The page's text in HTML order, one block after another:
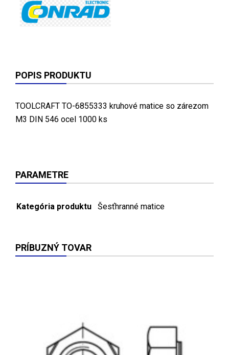
POPIS PRODUKTU
TOOLCRAFT TO-6855333 kruhové matice so zárezom
M3 DIN 546 ocel 1000 ks
PARAMETRE
Kategória produktu Šesťhranné matice
PRÍBUZNÝ TOVAR